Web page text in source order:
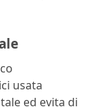
usata
ed evita di